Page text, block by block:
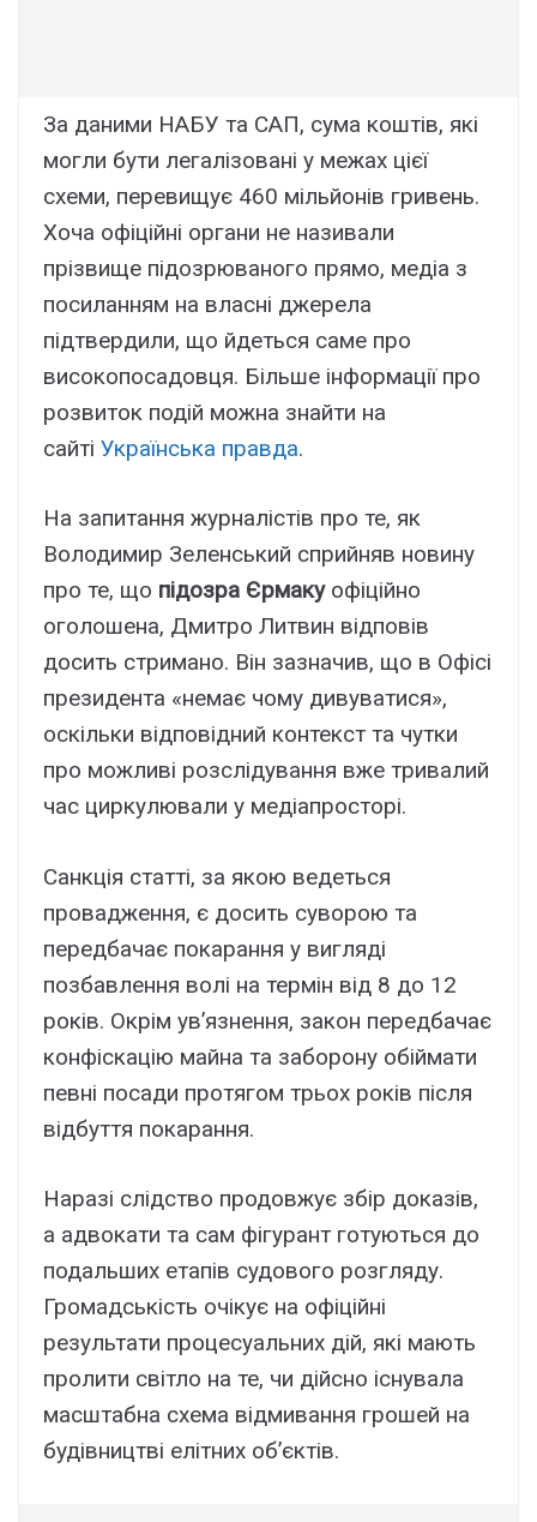
За даними НАБУ та САП, сума коштів, які
могли бути легалізовані у межах цієї
схеми, перевищує 460 мільйонів гривень.
Хоча офіційні органи не називали
прізвище підозрюваного прямо, медіа з
посиланням на власні джерела
підтвердили, що йдеться саме про
високопосадовця. Більше інформації про
розвиток подій можна знайти на
сайті Українська правда.
На запитання журналістів про те, як
Володимир Зеленський сприйняв новину
про те, що підозра Єрмакуофіційно
оголошена, Дмитро Литвин відповів
досить стримано. Він зазначив, що в Офісі
президента «немає чому дивуватися»,
оскільки відповідний контекст та чутки
про можливі розслідування вже тривалий
час циркулювали у медіапросторі.
Санкція статті, за якою ведеться
провадження, є досить суворою та
передбачає покарання у вигляді
позбавлення волі на термін від 8 до 12
років. Окрім ув’язнення, закон передбачає
конфіскацію майна та заборону обіймати
певні посади протягом трьох років після
відбуття покарання.
Наразі слідство продовжує збір доказів,
а адвокати та сам фігурант готуються до
подальших етапів судового розгляду.
Громадськість очікує на офіційні
результати процесуальних дій, які мають
пролити світло на те, чи дійсно існувала
масштабна схема відмивання грошей на
будівництві елітних об’єктів.